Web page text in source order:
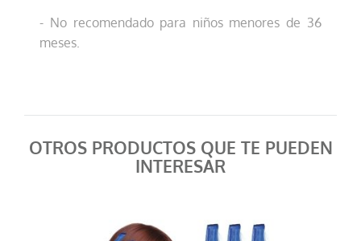
- No recomendado para niños menores de 36
meses.
OTROS PRODUCTOS QUE TE PUEDEN
INTERESAR